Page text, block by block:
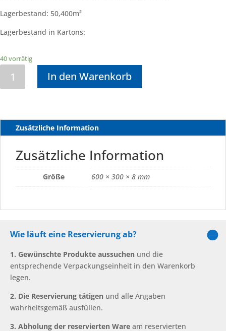
Lagerbestand: 50,400m²
Lagerbestand in Kartons:
40 vorrätig
Quarter
In den Warenkorb
Zusätzliche Information
Zusätzliche Information
Größe 600 × 300 × 8 mm
Wie läuft eine Reservierung ab?
1. Gewünschte Produkte aussuchen und die
entsprechende Verpackungseinheit in den Warenkorb
legen.
2. Die Reservierung tätigen und alle Angaben
wahrheitsgemäß ausfüllen.
3. Abholung der reservierten Ware am reservierten